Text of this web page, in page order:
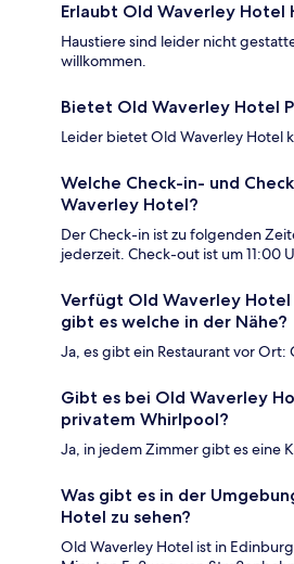
Erlaubt Old Waverley Hotel
Haustiere sind leider nicht
willkommen.
Bietet Old Waverley Hotel
Leider bietet Old Waverley Hotel
Welche Check-in- und
Waverley Hotel?
Der Check-in ist zu folgenden
jederzeit. Check-out ist um 11:00
Verfügt Old Waverley
gibt es welche in der Nähe?
Ja, es gibt ein Restaurant vor Ort:
Gibt es bei Old Waverley
privatem Whirlpool?
Ja, in jedem Zimmer gibt es eine
Was gibt es in der
Hotel zu sehen?
Old Waverley Hotel ist in